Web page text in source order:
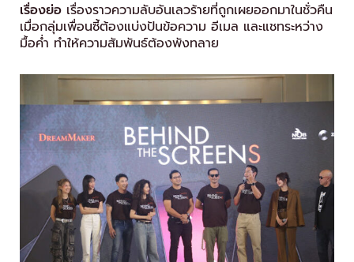
เรื่องย่อ เรื่องราวความลับอันเลวร้ายที่ถูกเผยออกมาในชั่วคืน
เมื่อกลุ่มเพื่อนซี้ต้องแบ่งปันข้อความ อีเมล และแชทระหว่าง
มื้อค่ำ ทำให้ความสัมพันธ์ต้องพังทลาย